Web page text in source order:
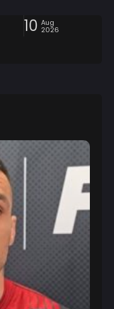
10 Aug
2026